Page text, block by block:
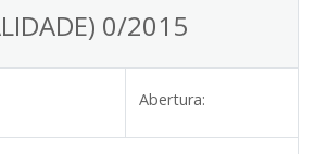
0/2015
Abertura: